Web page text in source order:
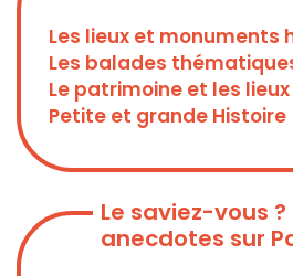
Les lieux et monuments
Les balades
Le patrimoine et les
Petite et grande Histoire
Le saviez-vous ?
anecdotes sur